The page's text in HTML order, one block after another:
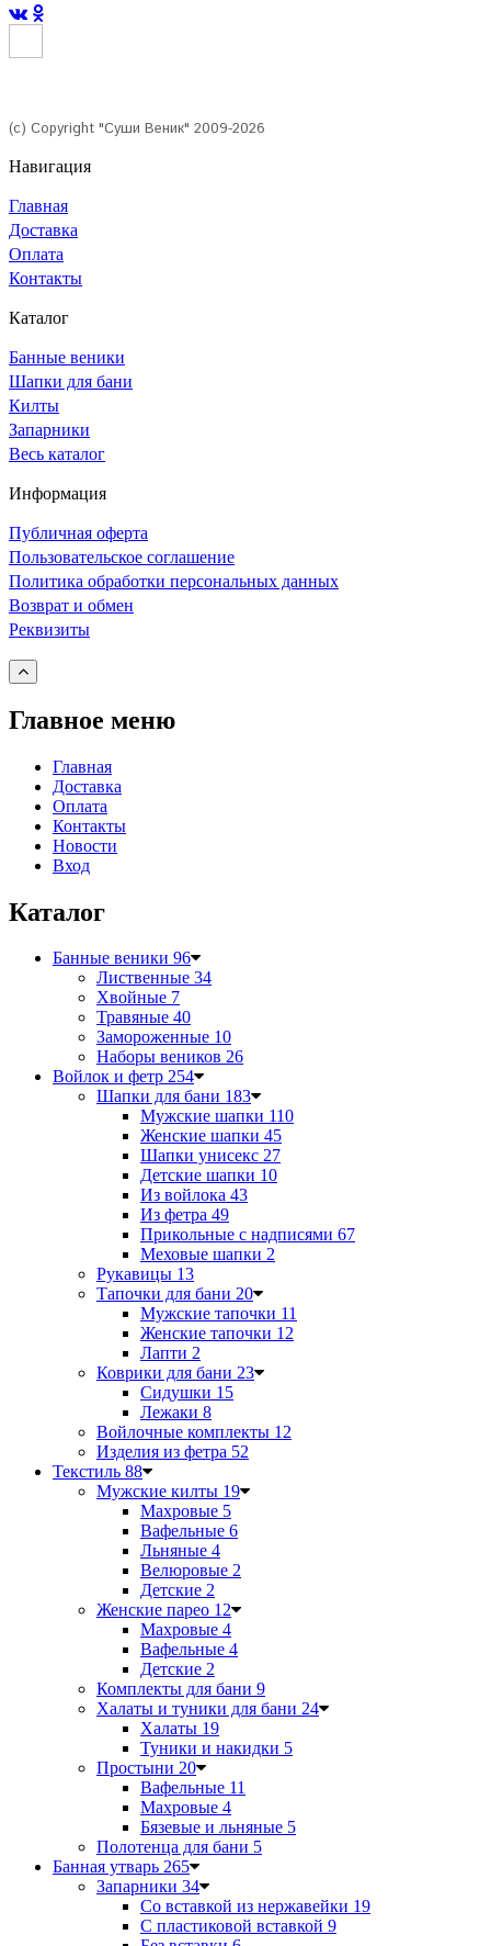
(с) Copyright "Суши Веник" 2009-2026
Навигация
Главная
Доставка
Оплата
Контакты
Каталог
Банные веники
Шапки для бани
Килты
Запарники
Весь каталог
Информация
Публичная оферта
Пользовательское соглашение
Политика обработки персональных данных
Возврат и обмен
Реквизиты
Главное меню
Главная
Доставка
Оплата
Контакты
Новости
Вход
Каталог
Банные веники 96
Лиственные 34
Хвойные 7
Травяные 40
Замороженные 10
Наборы веников 26
Войлок и фетр 254
Шапки для бани 183
Мужские шапки 110
Женские шапки 45
Шапки унисекс 27
Детские шапки 10
Из войлока 43
Из фетра 49
Прикольные с надписями 67
Меховые шапки 2
Рукавицы 13
Тапочки для бани 20
Мужские тапочки 11
Женские тапочки 12
Лапти 2
Коврики для бани 23
Сидушки 15
Лежаки 8
Войлочные комплекты 12
Изделия из фетра 52
Текстиль 88
Мужские килты 19
Махровые 5
Вафельные 6
Льняные 4
Велюровые 2
Детские 2
Женские парео 12
Махровые 4
Вафельные 4
Детские 2
Комплекты для бани 9
Халаты и туники для бани 24
Халаты 19
Туники и накидки 5
Простыни 20
Вафельные 11
Махровые 4
Бязевые и льняные 5
Полотенца для бани 5
Банная утварь 265
Запарники 34
Со вставкой из нержавейки 19
С пластиковой вставкой 9